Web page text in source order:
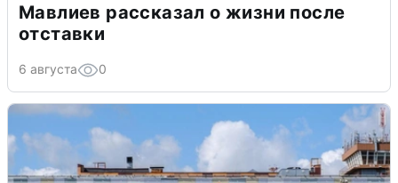
Мавлиев рассказал о жизни после
отставки
6 августа 0